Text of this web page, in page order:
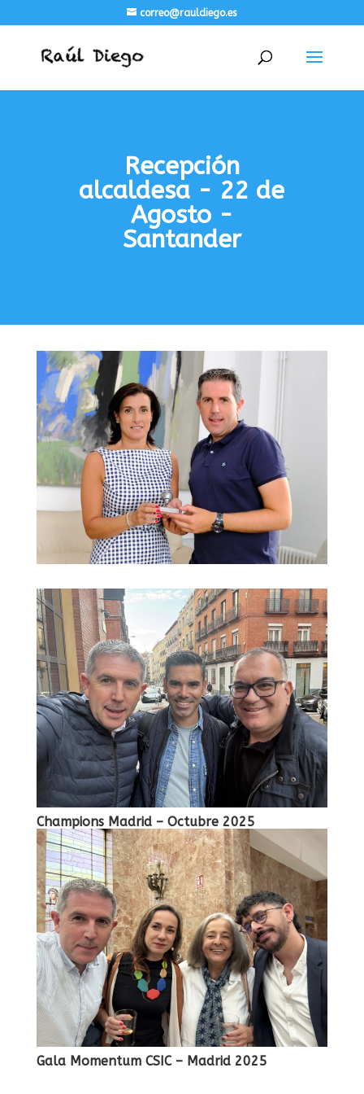
correo@rauldiego.es
Recepción
alcaldesa - 22 de
Agosto -
Santander
Champions Madrid – Octubre 2025
Gala Momentum CSIC – Madrid 2025